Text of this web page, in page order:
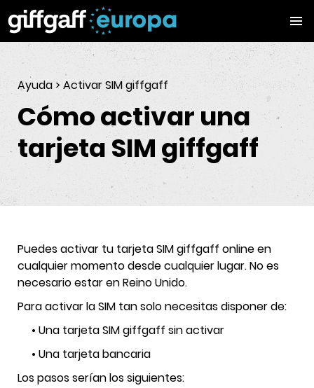
Ayuda> Activar SIM giffgaff
Cómo activar una
tarjeta SIM giffgaff
Puedes activar tu tarjeta SIM giffgaff online en
cualquier momento desde cualquier lugar. No es
necesario estar en Reino Unido.
Para activar la SIM tan solo necesitas disponer de:
• Una tarjeta SIM giffgaff sin activar
• Una tarjeta bancaria
Los pasos serían los siguientes: